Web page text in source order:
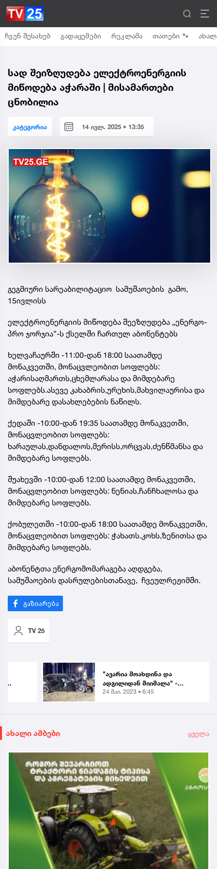
ჩვენ შესახებ გადაცემები რეკლამა თათები 🐾
სად შეიზღუდება ელექტროენერგიის
მიწოდება აჭარაში | მისამართები
ცნობილია
კატეგორია 14 ივლ. 2025 • 13:35
გეგმიური სარეაბილიტაციო სამუშაოების გამო,
15ივლისს
ელექტროენერგიის მიწოდება შეეზღუდება „ენერგო-
პრო ჯორჯია“-ს ქსელში ჩართულ აბონენტებს
ხელვაჩაურში -11:00-დან 18:00 საათამდე
მონაკვეთში, მონაცვლეობით სოფლებს:
აჭარისაღმართს,ცხემლარასა და მიმდებარე
სოფლებს.ასევე კახაბრის,ურეხის,მახვილაურისა და
მიმდებარე დასახლებების ნაწილს.
ქედაში -10:00-დან 19:35 საათამდე მონაკვეთში,
მონაცვლეობით სოფლებს:
ხარაულას,დანდალოს,მერისს,ორცვას,ძენწმანსა და
მიმდებარე სოფლებს.
შუახევში -10:00-დან 12:00 საათამდე მონაკვეთში,
მონაცვლეობით სოფლებს: ნენიას,ჩანჩხალოსა და
მიმდებარე სოფლებს.
ქობულეთში -10:00-დან 18:00 საათამდე მონაკვეთში,
მონაცვლეობით სოფლებს: ჭახათს.კოხს,ზენითსა და
მიმდებარე სოფლებს.
აბონენტთა ენერგომომარაგება აღდგება,
სამუშაოების დასრულებისთანავე, ჩვეულრეჟიმში.
TV 25
"ავარია მოახდინა და
ადგილიდან მიიმალა" -
პოლონეთში, დააკავეს
24 მაი. 2023 • 6:45
ახალი ამბები ყველა